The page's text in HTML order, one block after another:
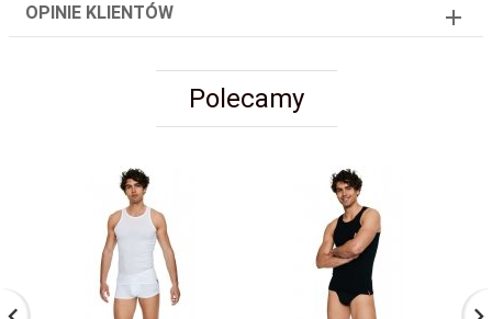
OPINIE KLIENTÓW
Polecamy